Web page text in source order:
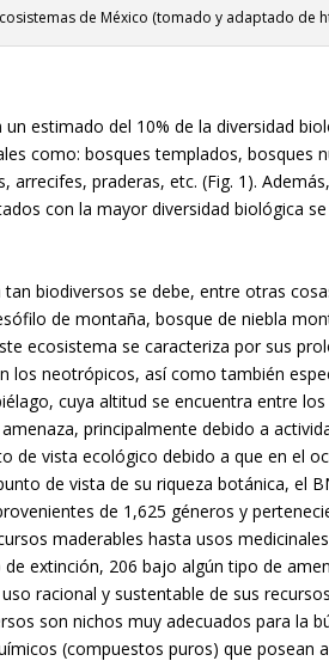
de México (tomado y adaptado de
estimado del 10% de la diversidad
como: bosques templados, bosques
arrecifes, praderas, etc. (Fig. 1).
con la mayor diversidad biológica
biodiversos se debe, entre otras
de montaña, bosque de niebla
ecosistema se caracteriza por sus
neotrópicos, así como también
cuya altitud se encuentra entre
principalmente debido a
de vista ecológico debido a que en el
de vista de su riqueza botánica, el
de 1,625 géneros y
maderables hasta usos
extinción, 206 bajo algún tipo de
racional y sustentable de sus
son nichos muy adecuados para la
(compuestos puros) que posean